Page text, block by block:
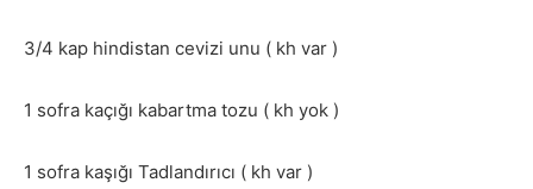
3/4 kap hindistan cevizi unu ( kh var )
1 sofra kaçığı kabartma tozu ( kh yok )
1 sofra kaşığı Tadlandırıcı ( kh var )